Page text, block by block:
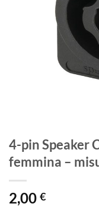
4-pin Speaker
femmina –
2,00 €